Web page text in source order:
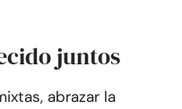
juntos
abrazar la